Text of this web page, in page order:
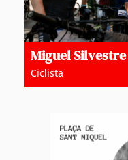
Miguel Silvestre
Ciclista